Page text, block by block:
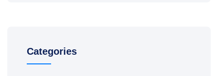
Categories